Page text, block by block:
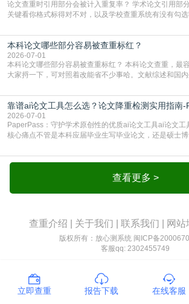
论文查重时引用部分会被计入重复率？ 学术论文引用部分会不会被算进重复率，
关键看你格式标得对不对，以及学校查重系统有没有勾
独占一行，每条文献用[1][2]方括号编号、与正文一一对
7714（作者、题名、刊名、年、卷期、页码齐全，标点
成功后通常把这段标为引用，
本科论文哪些部分容易被查重标红？
2026-07-01
本科论文哪些部分容易被查重标红？ 本科论文查重，最容易“中招“标红的地方帮
大家捋一下，可对照着改能省不少事哈。文献综述和国内
乎一模一样的话，你要是直接复制百度百科、教材或别
一抓一个准，整段飘红。研究背景、意义和方法描述也是
用问卷调查法““运用SPSS软件进行数据分
靠谱ai论文工具怎么选？论文降重检测实用指南
2026-07-01
PaperPass：守护学术原创性的优质ai论文工具ai论文工
核心痛点不管是本科应届毕业生写毕业论文，还是硕士博
自己逐句读逐句改，熬好几个大夜不说，还经常改不到
率超标，再返工太折腾。现在有了成熟的ai论文工具，
决。靠谱的ai论文工具，不止能帮你梳查看更多 >
查重介绍 关于我们 联系我们 网站
版权所有：放心测系统 闽ICP备
客服qq: 2302455749
立即查重 报告下载 在线客服